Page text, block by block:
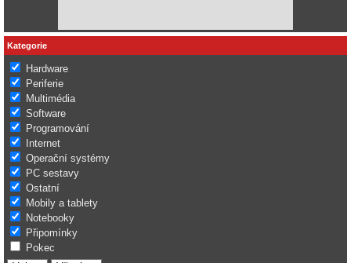
Kategorie
Hardware
Periferie
Multimédia
Software
Programování
Internet
Operační systémy
PC sestavy
Ostatní
Mobily a tablety
Notebooky
Připomínky
Pokec